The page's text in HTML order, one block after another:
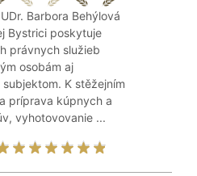
Barbora Behýlová
Bystrici poskytuje
právnych služieb
osobám aj
K stěžejním
príprava kúpnych a
vyhotovovanie ...